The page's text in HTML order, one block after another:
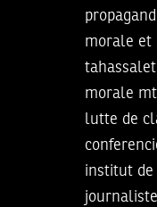
morale et
morale
lutte de
institut de